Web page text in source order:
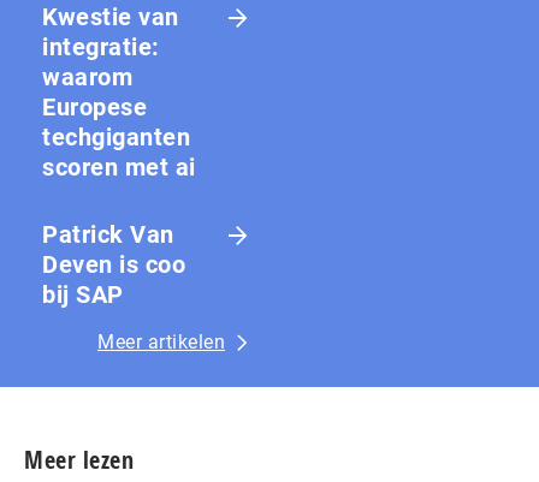
Kwestie van
integratie:
waarom
Europese
techgiganten
scoren met ai
Patrick Van
Deven is coo
bij SAP
Meer artikelen
Meer lezen